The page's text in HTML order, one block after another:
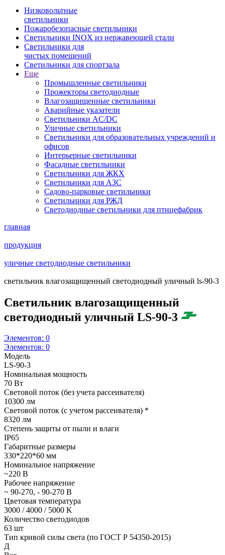
Низковольтные
светильники
Пожаробезопасные светильники
Светильники INOX из нержавеющей стали
Светильники для
чистых помещений
Светильники для спортзала
Еще
Промышленные светильники
Прожекторы светодиодные
Влагозащищенные светильники
Аварийные указатели
Светильники AC/DC
Уличные светильники
Светильники для образовательных учреждений и
офисов
Интерьерные светильники
Фасадные светильники
Светильники для ЖКХ
Светильники для АЗС
Садово-парковые светильники
Светильники для РЖД
Светодиодные светильники для птицефабрик
главная
продукция
уличные светодиодные светильники
cветильник влагозащищенный светодиодный уличный ls-90-3
Cветильник влагозащищенный
светодиодный уличный LS-90-3
Элементов: 0
Элементов: 0
Модель
LS-90-3
Номинальная мощность
70 Вт
Световой поток (без учета рассеивателя)
10300 лм
Световой поток (с учетом рассеивателя) *
8320 лм
Степень защиты от пыли и влаги
IP65
Габаритные размеры
330*220*60 мм
Номинальное напряжение
~220 В
Рабочее напряжение
~ 90-270, - 90-270 В
Цветовая температура
3000 / 4000 / 5000 K
Количество светодиодов
63 шт
Тип кривой силы света (по ГОСТ Р 54350-2015)
Д